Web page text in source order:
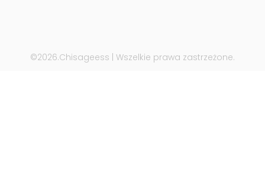
©2026.Chisageess | Wszelkie prawa zastrzeżone.